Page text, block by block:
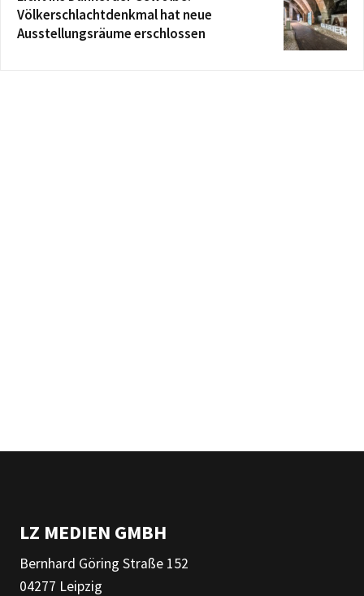
Völkerschlachtdenkmal hat neue
Ausstellungsräume erschlossen
LZ MEDIEN GMBH
Bernhard Göring Straße 152
04277 Leipzig